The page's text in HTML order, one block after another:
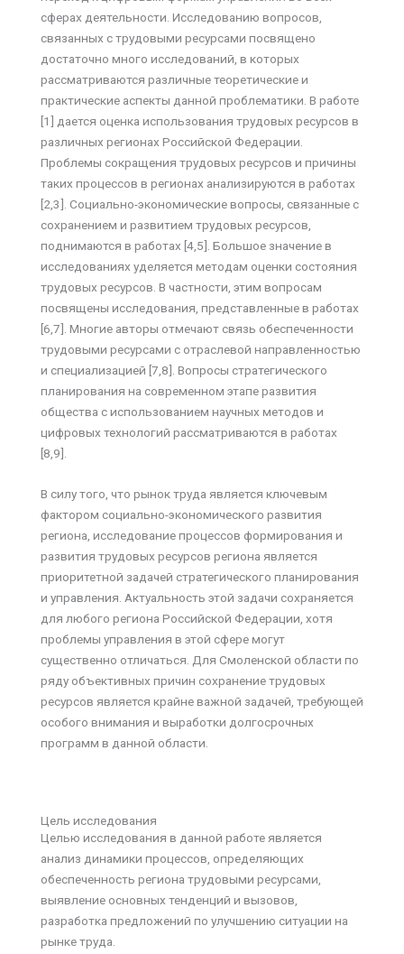
сферах деятельности. Исследованию вопросов,
связанных с трудовыми ресурсами посвящено
достаточно много исследований, в которых
рассматриваются различные теоретические и
практические аспекты данной проблематики. В работе
[1] дается оценка использования трудовых ресурсов в
различных регионах Российской Федерации.
Проблемы сокращения трудовых ресурсов и причины
таких процессов в регионах анализируются в работах
[2,3]. Социально-экономические вопросы, связанные с
сохранением и развитием трудовых ресурсов,
поднимаются в работах [4,5]. Большое значение в
исследованиях уделяется методам оценки состояния
трудовых ресурсов. В частности, этим вопросам
посвящены исследования, представленные в работах
[6,7]. Многие авторы отмечают связь обеспеченности
трудовыми ресурсами с отраслевой направленностью
и специализацией [7,8]. Вопросы стратегического
планирования на современном этапе развития
общества с использованием научных методов и
цифровых технологий рассматриваются в работах
[8,9].
В силу того, что рынок труда является ключевым
фактором социально-экономического развития
региона, исследование процессов формирования и
развития трудовых ресурсов региона является
приоритетной задачей стратегического планирования
и управления. Актуальность этой задачи сохраняется
для любого региона Российской Федерации, хотя
проблемы управления в этой сфере могут
существенно отличаться. Для Смоленской области по
ряду объективных причин сохранение трудовых
ресурсов является крайне важной задачей, требующей
особого внимания и выработки долгосрочных
программ в данной области.
Цель исследования
Целью исследования в данной работе является
анализ динамики процессов, определяющих
обеспеченность региона трудовыми ресурсами,
выявление основных тенденций и вызовов,
разработка предложений по улучшению ситуации на
рынке труда.